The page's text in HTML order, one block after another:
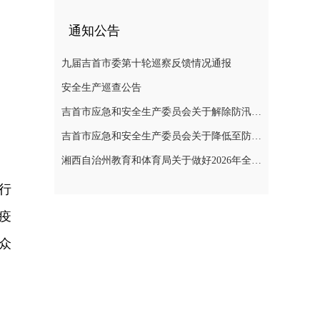
通知公告
九届吉首市委第十轮巡察反馈情况通报
安全生产巡查公告
吉首市应急和安全生产委员会关于解除防汛Ⅳ级应急响应和自然灾害救助Ⅳ级应急响应的通知
吉首市应急和安全生产委员会关于降低至防汛IV级应急响应的紧急通知
湘西自治州教育和体育局关于做好2026年全州中小学校放暑假有关工作的通知